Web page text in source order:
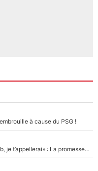
à cause du PSG !
Mercato - OM - «Dès que je prends un club, je t’appellerai» : La promesse de Marcelino au moment de claquer la porte